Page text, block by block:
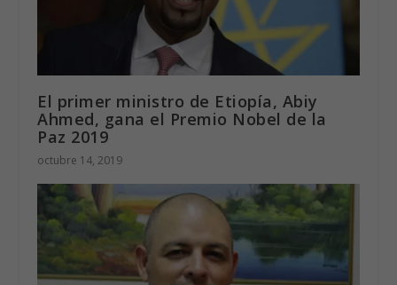
El primer ministro de Etiopía, Abiy
Ahmed, gana el Premio Nobel de la
Paz 2019
octubre 14, 2019